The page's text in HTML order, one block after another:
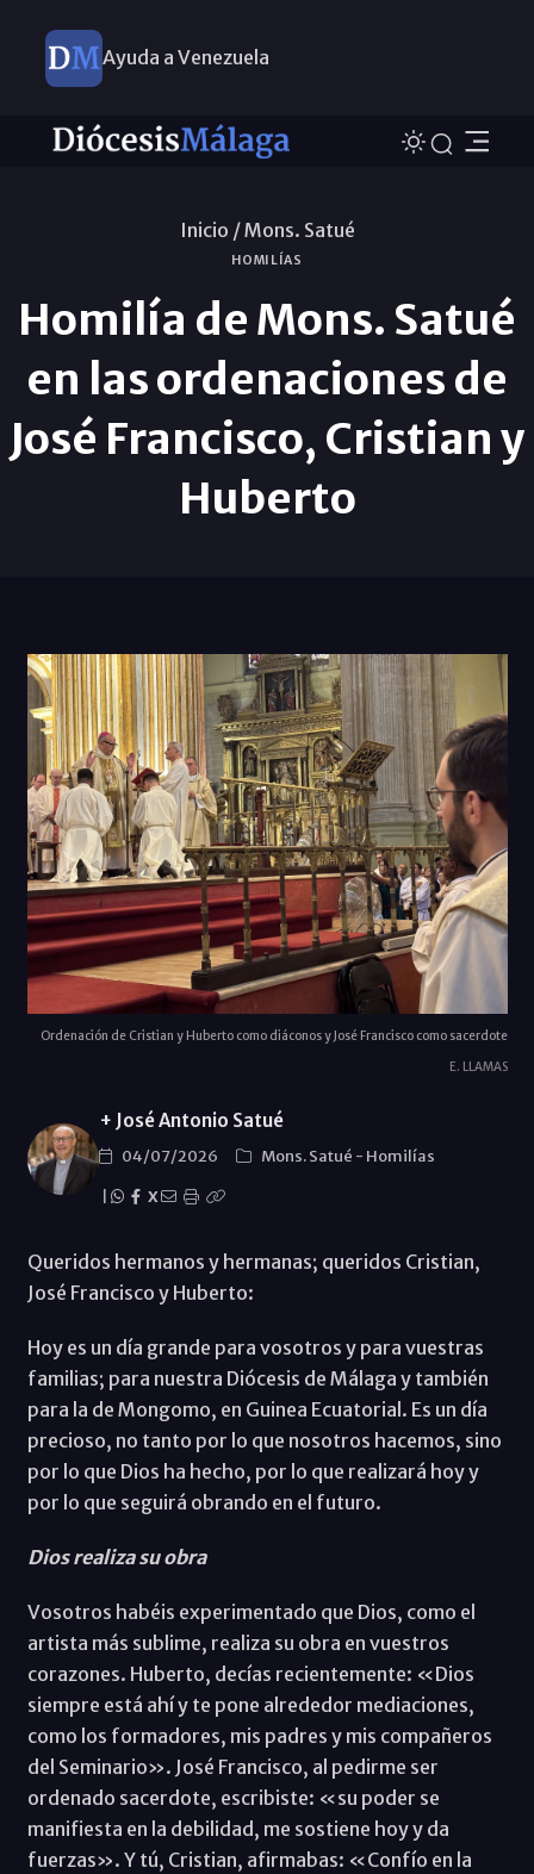
Ayuda a Venezuela
Inicio /Mons. Satué
HOMILÍAS
Homilía de Mons. Satué
en las ordenaciones de
José Francisco, Cristian y
Huberto
Ordenación de Cristian y Huberto como diáconos y José Francisco como sacerdote
E. LLAMAS
+ José Antonio Satué
04/07/2026 Mons. Satué - Homilías
X
Queridos hermanos y hermanas; queridos Cristian,
José Francisco y Huberto:
Hoy es un día grande para vosotros y para vuestras
familias; para nuestra Diócesis de Málaga y también
para la de Mongomo, en Guinea Ecuatorial. Es un día
precioso, no tanto por lo que nosotros hacemos, sino
por lo que Dios ha hecho, por lo que realizará hoy y
por lo que seguirá obrando en el futuro.
Dios realiza su obra
Vosotros habéis experimentado que Dios, como el
artista más sublime, realiza su obra en vuestros
corazones. Huberto, decías recientemente: «Dios
siempre está ahí y te pone alrededor mediaciones,
como los formadores, mis padres y mis compañeros
del Seminario». José Francisco, al pedirme ser
ordenado sacerdote, escribiste: «su poder se
manifiesta en la debilidad, me sostiene hoy y da
fuerzas». Y tú, Cristian, afirmabas: «Confío en la